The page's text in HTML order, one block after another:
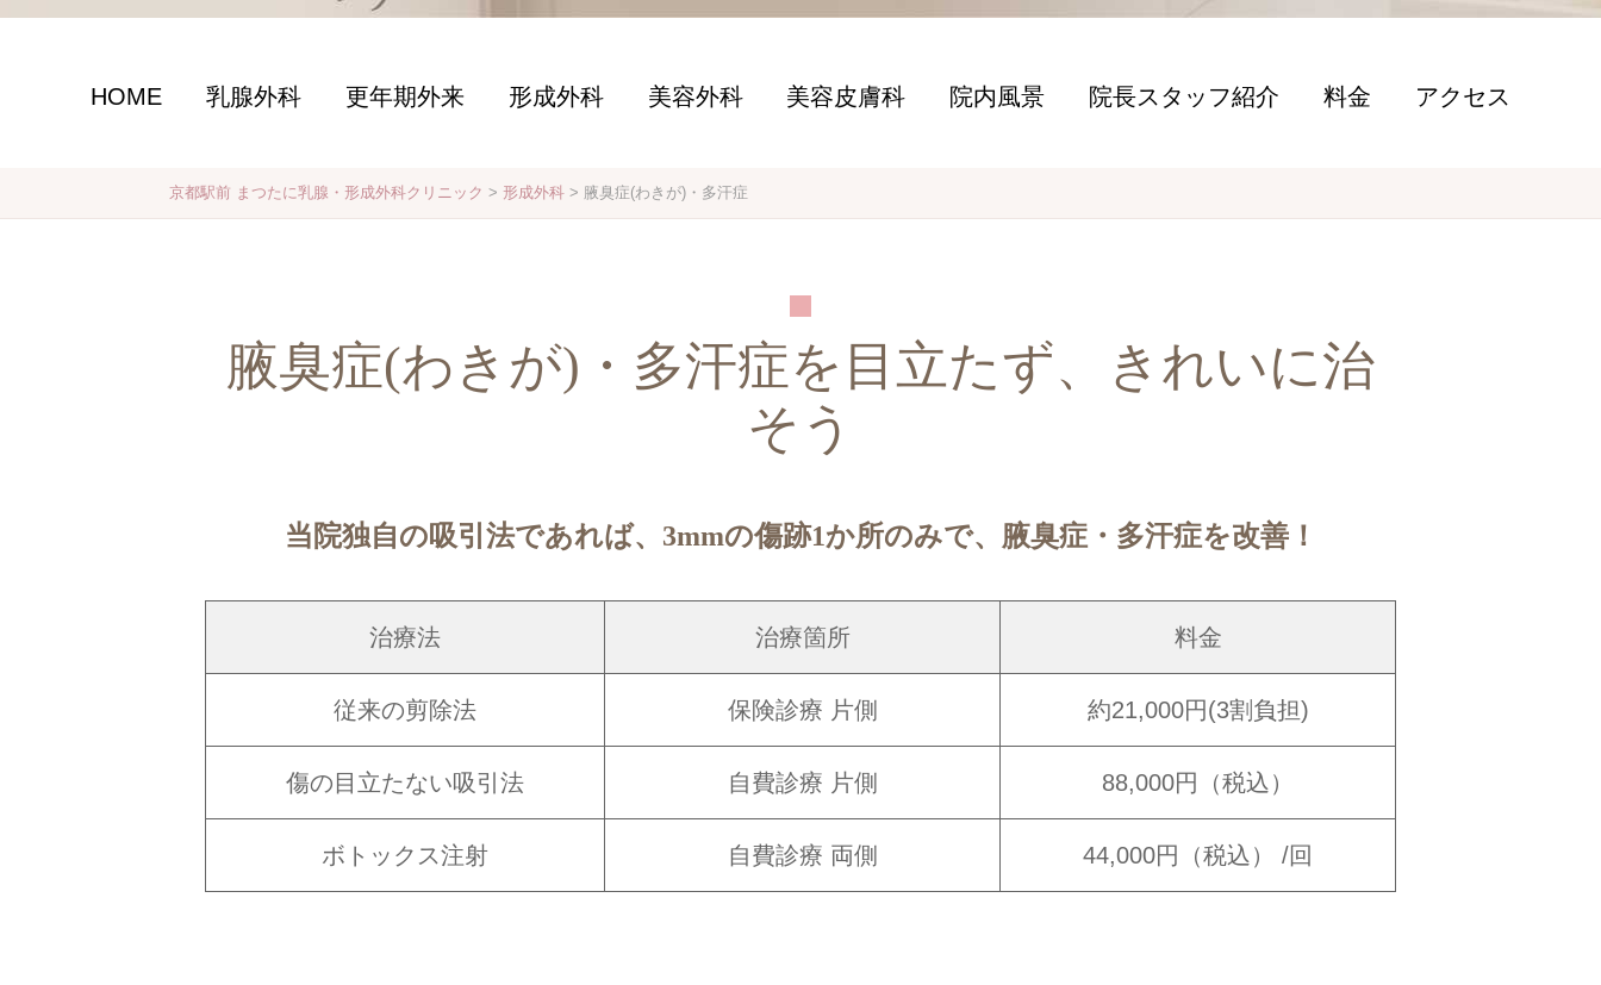
HOME 乳腺外科 更年期外来 形成外科 美容外科 美容皮膚科 院内風景 院長スタッフ紹介 料金 アクセス
京都駅前 まつたに乳腺・形成外科クリニック > 形成外科 > 腋臭症(わきが)・多汗症
腋臭症(わきが)・多汗症を目立たず、
きれいに治
そう
当院独自の吸引法であれば、3mmの傷跡1か所のみで、腋臭症・多汗症を改善！
治療法 治療箇所 料金
従来の剪除法 保険診療 片側 約21,000円(3割負担)
傷の目立たない吸引法 自費診療 片側 88,000円（税込）
ボトックス注射 自費診療 両側 44,000円 （税込） /回